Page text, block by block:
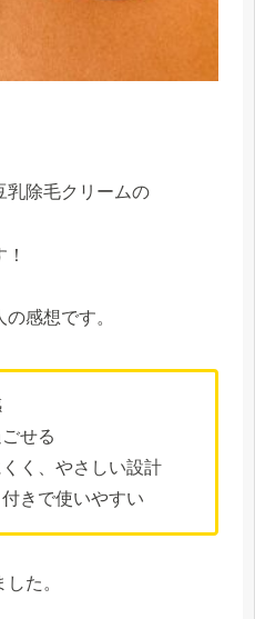
乳除毛クリームの
感想です。
せる
く、やさしい設計
きで使いやすい
た。